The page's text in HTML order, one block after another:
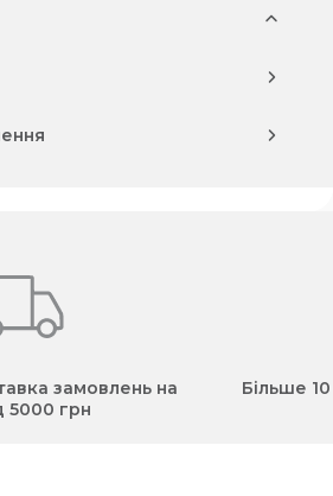
замовлень на
5000 грн
Більше